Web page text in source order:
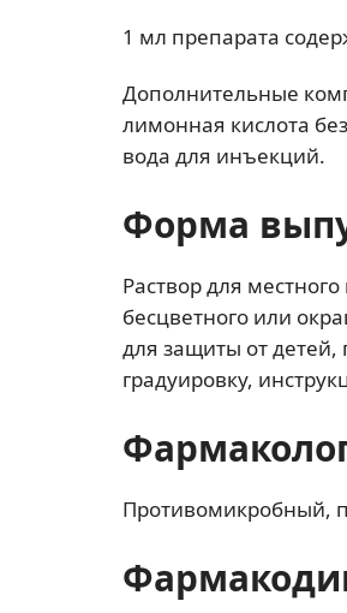
1 мл препарата
Дополнительные
лимонная кислота
вода для инъекций.
Форма
Раствор для
бесцветного или
для защиты от
градуировку,
Противомикробный,